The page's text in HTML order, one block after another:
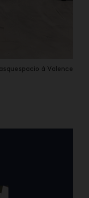
à Valence